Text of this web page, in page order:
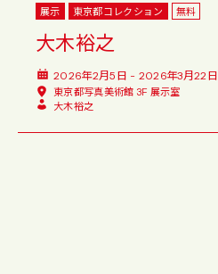
展示 東京都コレクション 無料
大木裕之
2026年2月5日 - 2026年3月22日
東京都写真美術館 3F 展示室
大木裕之